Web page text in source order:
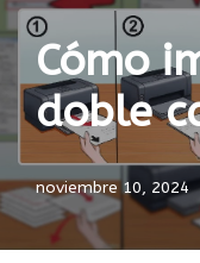
Cómo
doble
noviembre 10, 2024